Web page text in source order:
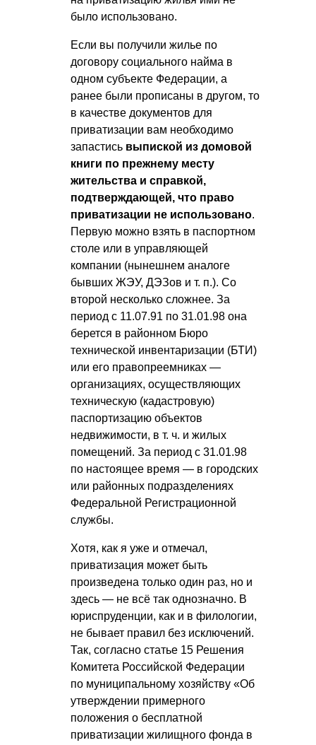
было использовано.
Если вы получили жилье по
договору социального найма в
одном субъекте Федерации, а
ранее были прописаны в другом, то
в качестве документов для
приватизации вам необходимо
запастись выпиской из домовой
книги по прежнему месту
жительства и справкой,
подтверждающей, что право
приватизации не использовано.
Первую можно взять в паспортном
столе или в управляющей
компании (нынешнем аналоге
бывших ЖЭУ, ДЭЗов и т. п.). Со
второй несколько сложнее. За
период с 11.07.91 по 31.01.98 она
берется в районном Бюро
технической инвентаризации (БТИ)
или его правопреемниках —
организациях, осуществляющих
техническую (кадастровую)
паспортизацию объектов
недвижимости, в т. ч. и жилых
помещений. За период с 31.01.98
по настоящее время — в городских
или районных подразделениях
Федеральной Регистрационной
службы.
Хотя, как я уже и отмечал,
приватизация может быть
произведена только один раз, но и
здесь — не всё так однозначно. В
юриспруденции, как и в филологии,
не бывает правил без исключений.
Так, согласно статье 15 Решения
Комитета Российской Федерации
по муниципальному хозяйству «Об
утверждении примерного
положения о бесплатной
приватизации жилищного фонда в